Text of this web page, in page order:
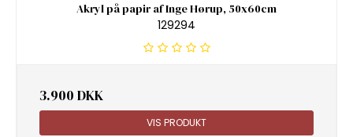
Akryl på papir af Inge Hørup, 50x60cm
129294
3.900 DKK
VIS PRODUKT